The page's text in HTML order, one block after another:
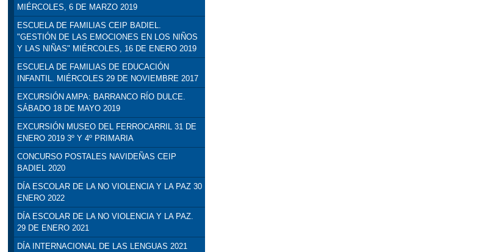
MIÉRCOLES, 6 DE MARZO 2019
ESCUELA DE FAMILIAS CEIP BADIEL.
"GESTIÓN DE LAS EMOCIONES EN LOS NIÑOS
Y LAS NIÑAS" MIÉRCOLES, 16 DE ENERO 2019
ESCUELA DE FAMILIAS DE EDUCACIÓN
INFANTIL. MIÉRCOLES 29 DE NOVIEMBRE 2017
EXCURSIÓN AMPA: BARRANCO RÍO DULCE.
SÁBADO 18 DE MAYO 2019
EXCURSIÓN MUSEO DEL FERROCARRIL 31 DE
ENERO 2019 3º Y 4º PRIMARIA
CONCURSO POSTALES NAVIDEÑAS CEIP
BADIEL 2020
DÍA ESCOLAR DE LA NO VIOLENCIA Y LA PAZ 30
ENERO 2022
DÍA ESCOLAR DE LA NO VIOLENCIA Y LA PAZ.
29 DE ENERO 2021
DÍA INTERNACIONAL DE LAS LENGUAS 2021